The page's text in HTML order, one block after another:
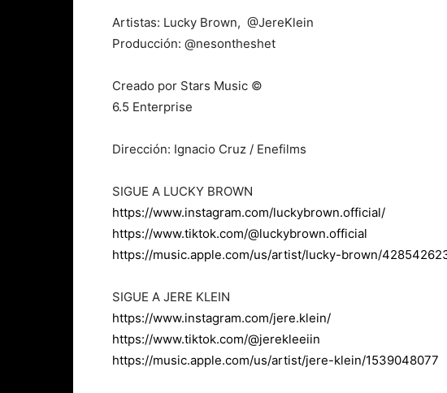
Artistas: Lucky Brown, ‪ ⁨@JereKlein
Producción: ⁨@nesontheshet
Creado por Stars Music ©
6.5 Enterprise
Dirección: Ignacio Cruz / Enefilms
SIGUE A LUCKY BROWN
https://www.instagram.com/luckybrown.official/
https://www.tiktok.com/@luckybrown.official
https://music.apple.com/us/artist/lucky-brown/
SIGUE A JERE KLEIN
https://www.instagram.com/jere.klein/
https://www.tiktok.com/@jerekleeiin
https://music.apple.com/us/artist/jere-klein/1539048077